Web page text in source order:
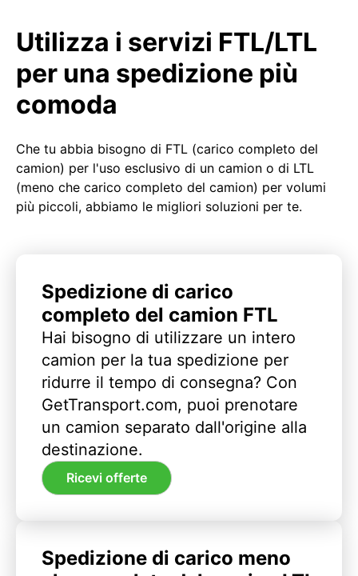
Utilizza i servizi FTL/LTL
per una spedizione più
comoda
Che tu abbia bisogno di FTL (carico completo del
camion) per l'uso esclusivo di un camion o di LTL
(meno che carico completo del camion) per volumi
più piccoli, abbiamo le migliori soluzioni per te.
Spedizione di carico
completo del camion FTL
Hai bisogno di utilizzare un intero
camion per la tua spedizione per
ridurre il tempo di consegna? Con
GetTransport.com, puoi prenotare
un camion separato dall'origine alla
destinazione.
Ricevi offerte
Spedizione di carico meno